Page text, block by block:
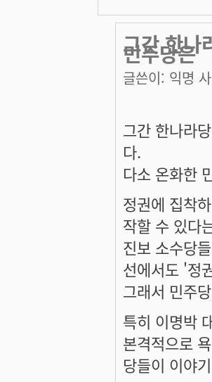
그간 한나
민주당은
글쓴이: 익명
그간 한나라
다.
다소 온화한
정권에 집착
작할 수 있다
진보 소수당
선에서도 '정
그래서 민주
특히 이명박
본격적으로
당들이 이야